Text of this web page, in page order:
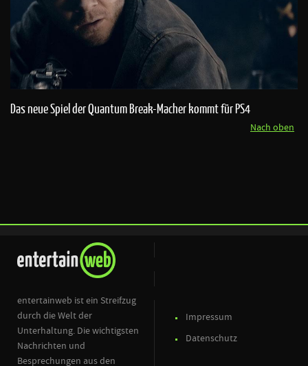
Das neue Spiel der Quantum Break-Macher kommt für PS4
Nach oben
entertainweb ist ein Streifzug
durch die Welt der
Unterhaltung. Die wichtigsten
Nachrichten und
Besprechungen aus den
Impressum
Datenschutz